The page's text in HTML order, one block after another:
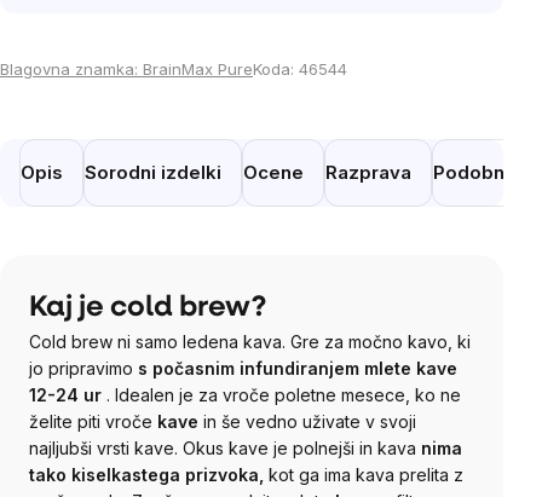
Blagovna znamka: BrainMax PureKoda: 46544
Opis Sorodni izdelki Ocene Razprava Podobni
Kaj je cold brew?
Cold brew ni samo ledena kava. Gre za močno kavo, ki
jo pripravimo s počasnim infundiranjem mlete kave
12-24 ur . Idealen je za vroče poletne mesece, ko ne
želite piti vroče kave in še vedno uživate v svoji
najljubši vrsti kave. Okus kave je polnejši in kava nima
tako kiselkastega prizvoka, kot ga ima kava prelita z